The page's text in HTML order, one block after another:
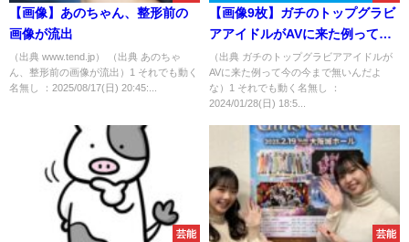
【画像】あのちゃん、整形前の
画像が流出
（出典 www.tend.jp） （出典 あのちゃ
ん、整形前の画像が流出）1 それでも動く
名無し ：2025/08/17(日) 20:45:...
【画像9枚】ガチのトップグラビ
アアイドルがAVに来た例って今
の今まで無いんだよな
（出典 ガチのトップグラビアアイドルが
AVに来た例って今の今まで無いんだよ
な）1 それでも動く名無し ：
2024/01/28(日) 18:5...
芸能 芸能